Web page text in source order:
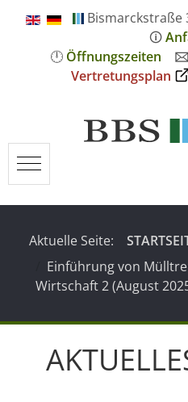
Bismarckstraße
🛈
🕛 Öffnungszeiten 🖂
Vertretungsplan
Mobile Menu Toggle
Aktuelle Seite:
Einführung von
Wirtschaft 2 (August